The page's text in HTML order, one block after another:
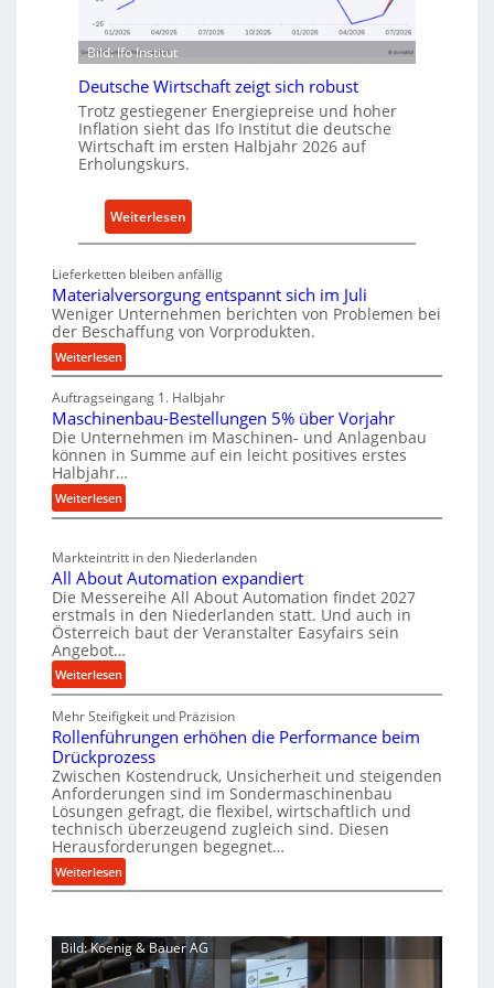
r
i
e
-
r
s
t
z
t
i
l
e
n
e
n
ü
r
n
a
c
h
a
l
t
i
g
e
W
k
z
e
b
u
p
r
o
s
s
Bild: Ifo Institut
Deutsche Wirtschaft zeigt sich robust
Trotz gestiegener Energiepreise und hoher
Inflation sieht das Ifo Institut die deutsche
Wirtschaft im ersten Halbjahr 2026 auf
Erholungskurs.
Weiterlesen:
D
u
t
s
h
e
W
s
h
a
f
t
i
g
t
s
i
c
h
o
u
s
t
Lieferketten bleiben anfällig
Materialversorgung entspannt sich im Juli
Weniger Unternehmen berichten von Problemen bei
der Beschaffung von Vorprodukten.
Weiterlesen:
M
a
t
e
r
i
a
l
e
r
s
o
g
u
n
g
e
n
t
s
p
a
n
s
i
c
Auftragseingang 1. Halbjahr
Maschinenbau-Bestellungen 5% über Vorjahr
Die Unternehmen im Maschinen- und Anlagenbau
können in Summe auf ein leicht positives erstes
Halbjahr…
Weiterlesen:
M
s
c
h
i
n
e
n
a
u
B
e
s
t
e
l
u
n
g
Markteintritt in den Niederlanden
All About Automation expandiert
Die Messereihe All About Automation findet 2027
erstmals in den Niederlanden statt. Und auch in
Österreich baut der Veranstalter Easyfairs sein
Angebot…
Weiterlesen:
A
l
l
A
b
o
u
t
A
u
m
a
Mehr Steifigkeit und Präzision
Rollenführungen erhöhen die Performance beim
Drückprozess
Zwischen Kostendruck, Unsicherheit und steigenden
Anforderungen sind im Sondermaschinenbau
Lösungen gefragt, die flexibel, wirtschaftlich und
technisch überzeugend zugleich sind. Diesen
Herausforderungen begegnet…
Weiterlesen:
R
l
l
e
Bild: Koenig & Bauer AG